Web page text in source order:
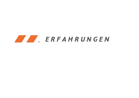
ERFAHRUNGEN